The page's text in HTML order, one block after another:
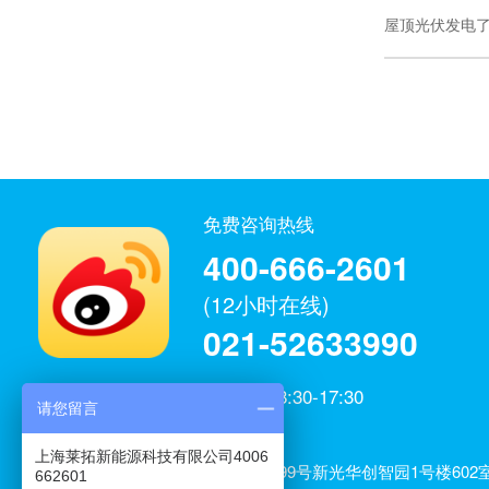
屋顶光伏发电
微博官方
免费咨询热线
400-666-2601
(12小时在线)
021-52633990
工作日：8:30-17:30
上海莱拓新能源科技有限公司
公司地址：上海市闵行区元江路3699号新光华创智园1号楼602
请您留言
上海莱拓新能源科技有限公司4006
662601